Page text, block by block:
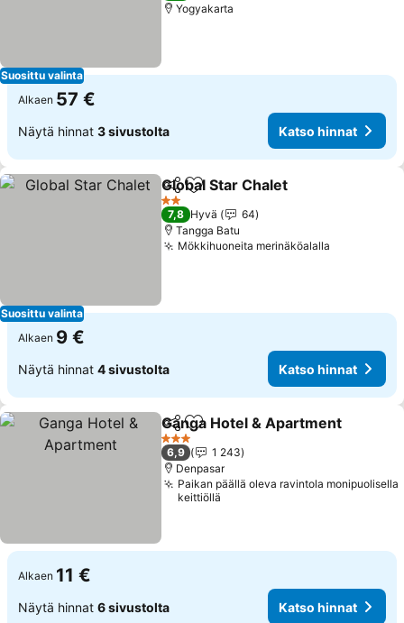
Suosittu valinta
Yogyakarta
Alkaen 57 €
Näytä hinnat 3 sivustolta Katso hinnat
Suosittu valinta
Jaa Lisää suosikkeihin
Global Star Chalet
2 Tähtiluokitus
7,8 Hyvä
64
Tangga Batu
Mökkihuoneita merinäköalalla
Alkaen 9 €
Näytä hinnat 4 sivustolta Katso hinnat
Jaa Lisää suosikkeihin
Ganga Hotel & Apartment
3 Tähtiluokitus
6,9
1 243
Denpasar
Paikan päällä oleva ravintola monipuolisella
keittiöllä
Alkaen 11 €
Näytä hinnat 6 sivustolta Katso hinnat